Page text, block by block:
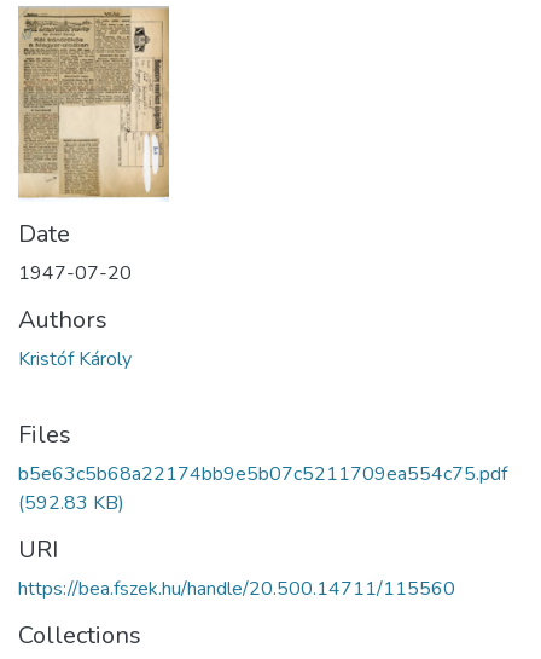
Date
1947-07-20
Authors
Kristóf Károly
Files
b5e63c5b68a22174bb9e5b07c5211709ea554c75.pdf
(592.83 KB)
URI
https://bea.fszek.hu/handle/20.500.14711/115560
Collections